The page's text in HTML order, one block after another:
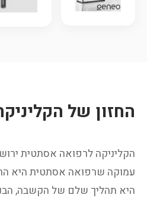
החזון של
הקליניקה לרפואה אסתטית
עמוקה שרפואה אסתטית היא
היא תהליך שלם של הקשבה, הבנה